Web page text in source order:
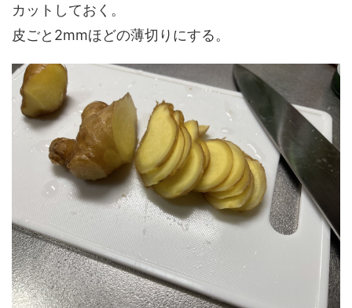
カットしておく。
皮ごと2mmほどの薄切りにする。